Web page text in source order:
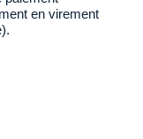
en virement